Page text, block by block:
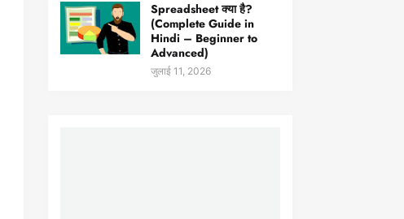
Spreadsheet क्या है?
(Complete Guide in
Hindi – Beginner to
Advanced)
जुलाई 11, 2026